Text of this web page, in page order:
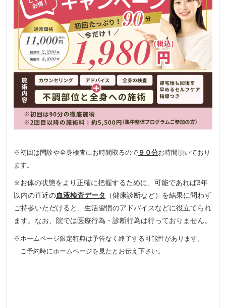
※初回は問診や全身検査にお時間取るので ９０分お時間頂いており
ます。
※ お体の状態をより正確に把握するために、可能であれば3年
以内の直近の血液検査データ
（健康診断など）を結果に問わず
ご持参いただけると、生活習慣のアドバイスなどに役立てられ
ます。なお、院では医療行為・診断行為は行っておりません。
※ホームページ限定特典は予告なく終了する可能性があります。
ご予約時にホームページを見たとお伝え下さい。